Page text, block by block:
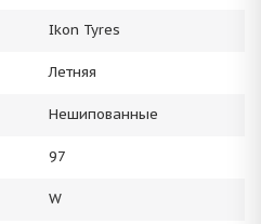
Ikon Tyres
Летняя
Нешипованные
97
W